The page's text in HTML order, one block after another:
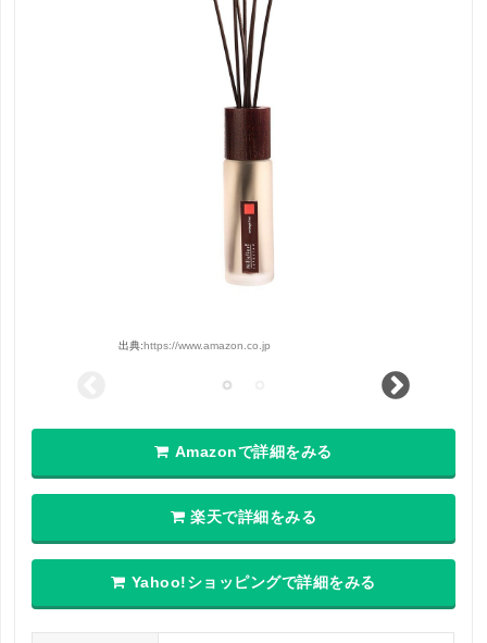
出典:https://www.amazon.co.jp
Amazonで詳細をみる
楽天で詳細をみる
Yahoo!ショッピングで詳細をみる